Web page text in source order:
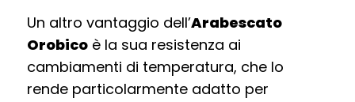
Un altro vantaggio dell’Arabescato
Orobicoè la sua resistenza ai
cambiamenti di temperatura, che lo
rende particolarmente adatto per